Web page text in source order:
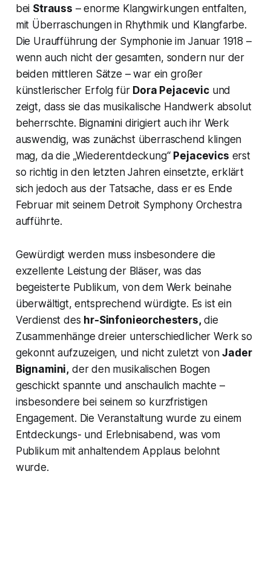
bei Strauss – enorme Klangwirkungen entfalten,
mit Überraschungen in Rhythmik und Klangfarbe.
Die Uraufführung der Symphonie im Januar 1918 –
wenn auch nicht der gesamten, sondern nur der
beiden mittleren Sätze – war ein großer
künstlerischer Erfolg für Dora Pejacevicund
zeigt, dass sie das musikalische Handwerk absolut
beherrschte. Bignamini dirigiert auch ihr Werk
auswendig, was zunächst überraschend klingen
mag, da die „Wiederentdeckung“ Pejacevics erst
so richtig in den letzten Jahren einsetzte, erklärt
sich jedoch aus der Tatsache, dass er es Ende
Februar mit seinem Detroit Symphony Orchestra
aufführte.
Gewürdigt werden muss insbesondere die
exzellente Leistung der Bläser, was das
begeisterte Publikum, von dem Werk beinahe
überwältigt, entsprechend würdigte. Es ist ein
Verdienst des hr-Sinfonieorchesters,die
Zusammenhänge dreier unterschiedlicher Werk so
gekonnt aufzuzeigen, und nicht zuletzt vonJader
Bignamini, der den musikalischen Bogen
geschickt spannte und anschaulich machte –
insbesondere bei seinem so kurzfristigen
Engagement. Die Veranstaltung wurde zu einem
Entdeckungs- und Erlebnisabend, was vom
Publikum mit anhaltendem Applaus belohnt
wurde.